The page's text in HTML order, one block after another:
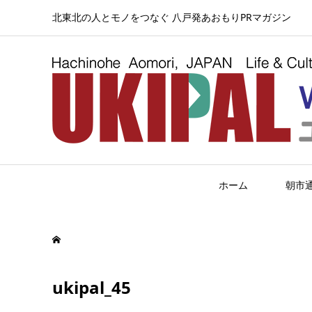
北東北の人とモノをつなぐ 八戸発あおもりPRマガジン
ホーム 朝市
ukipal_45